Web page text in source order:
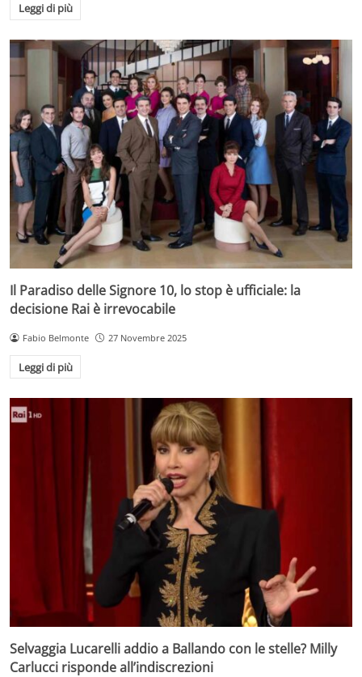
Leggi di più
Il Paradiso delle Signore 10, lo stop è ufficiale: la
decisione Rai è irrevocabile
Fabio Belmonte 27 Novembre 2025
Leggi di più
Selvaggia Lucarelli addio a Ballando con le stelle? Milly
Carlucci risponde all’indiscrezioni